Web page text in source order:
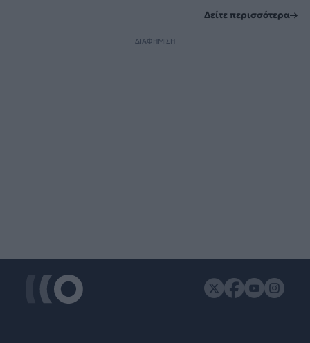
Δείτε περισσότερα
ΔΙΑΦΗΜΙΣΗ